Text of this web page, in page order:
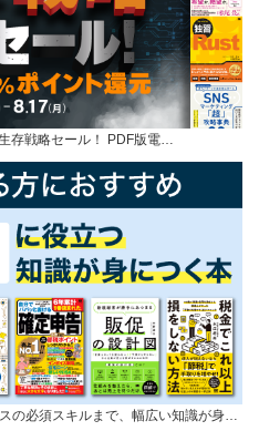
存戦略セール！ PDF版電…
の必須スキルまで、幅広い知識が身…